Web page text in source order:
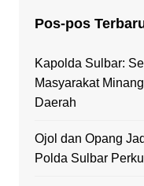
Pos-pos
Kapolda Sulbar:
Masyarakat
Daerah
Ojol dan Opang
Polda Sulbar